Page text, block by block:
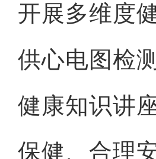
开展多维度
供心电图检
健康知识讲
保健、合理